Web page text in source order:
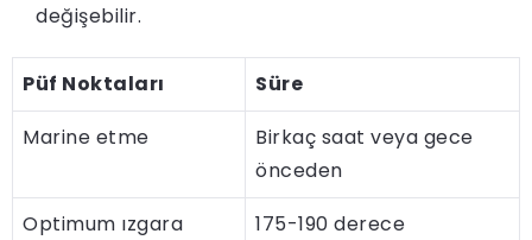
değişebilir.
Püf Noktaları
Süre
Marine etme
Birkaç saat veya gece
önceden
Optimum ızgara
175-190 derece